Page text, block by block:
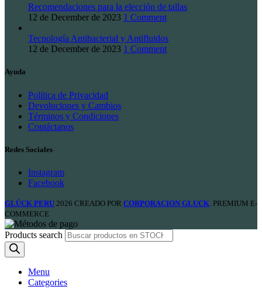
Recomendaciones para la elección de tallas
12 de December de 2023 1 Comment
Tecnología Antibacterial y Antifluidos
12 de December de 2023 1 Comment
Ayuda
Política de Privacidad
Devoluciones y Cambios
Términos y Condiciones
Contáctanos
Redes Sociales
Instagram
Facebook
GLÜCK PERU 2026 CREADO POR CORPORACION GLUCK . PREMIUM E-
COMMERCE
Products search
Menu
Categories